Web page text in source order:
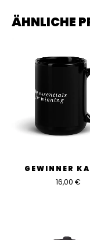
Schreibe
Du musst
abgeben zu
ÄHNLICHE
GEWINNER
16,00 €